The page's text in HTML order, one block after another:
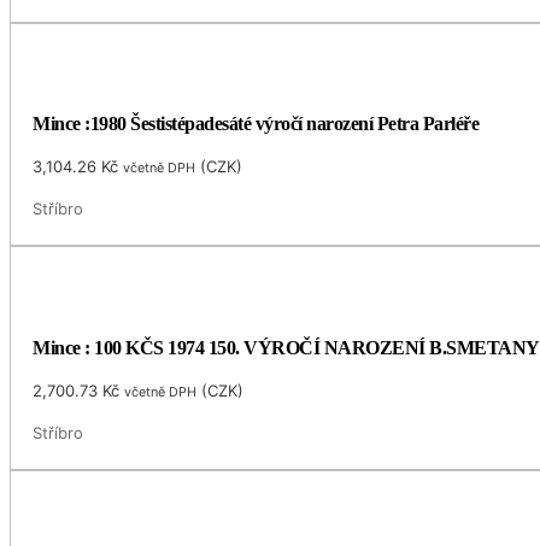
Mince :1980 Šestistépadesáté výročí narození Petra Parléře
3,104.26 Kč včetně DPH (CZK)
Stříbro
Mince : 100 KČS 1974 150. VÝROČÍ NAROZENÍ B.SMETANY
2,700.73 Kč včetně DPH (CZK)
Stříbro